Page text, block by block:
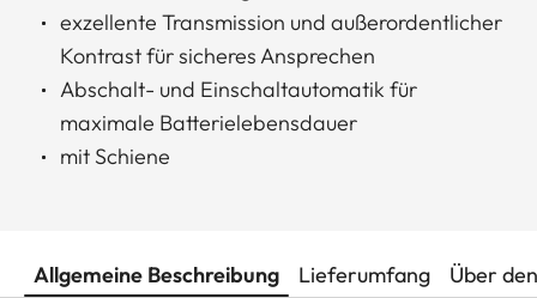
exzellente Transmission und außerordentlicher
Kontrast für sicheres Ansprechen
Abschalt- und Einschaltautomatik für
maximale Batterielebensdauer
mit Schiene
Allgemeine Beschreibung Lieferumfang Über